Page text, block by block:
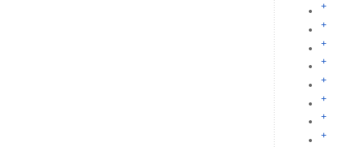
+
+
+
+
+
+
+
+